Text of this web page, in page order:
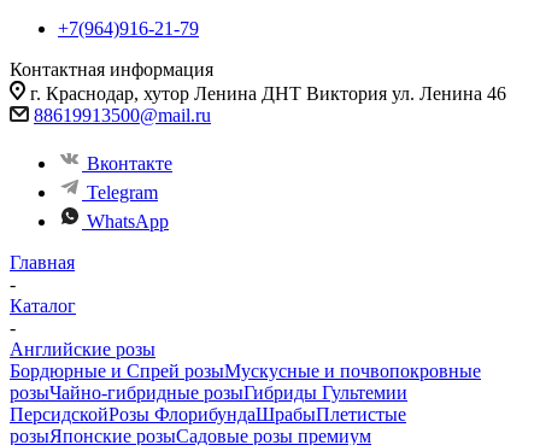
+7(964)916-21-79
Контактная информация
г. Краснодар, хутор Ленина ДНТ Виктория ул. Ленина 46
88619913500@mail.ru
Вконтакте
Telegram
WhatsApp
Главная
-
Каталог
-
Английские розы
Бордюрные и Спрей розыМускусные и почвопокровные
розыЧайно-гибридные розыГибриды Гультемии
ПерсидскойРозы ФлорибундаШрабыПлетистые
розыЯпонские розыСадовые розы премиум